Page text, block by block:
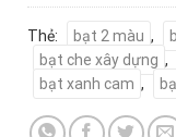
Thẻ: bạt 2 màu ,
bạt che xây dựng ,
bạt xanh cam ,